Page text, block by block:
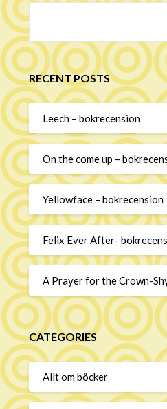
RECENT POSTS
Leech – bokrecension
On the come up –
Yellowface – bokrecension
Felix Ever After-
A Prayer for the Crown-
CATEGORIES
Allt om böcker